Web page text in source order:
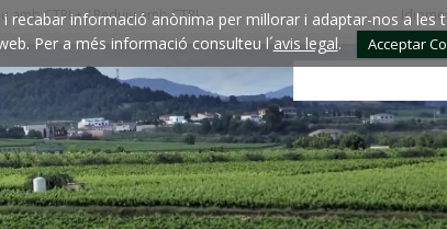
informació anònima per millorar i adaptar-nos a les
Per a més informació consulteu l´avis legal. Acceptar
amb CTRL+ / Reduïu amb CTRL-